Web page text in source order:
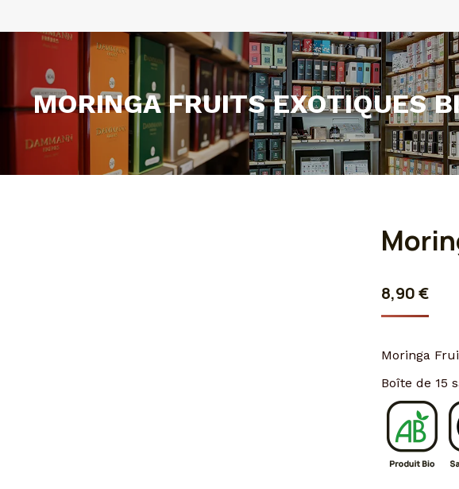
MORINGA FRUITS EXOTIQUES
8,90€
Moringa
Boîte de 15